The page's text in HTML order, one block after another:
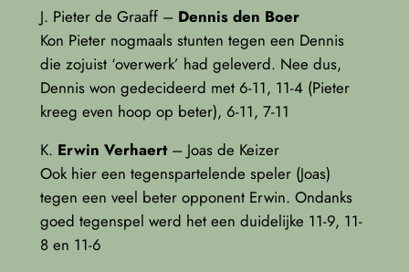
J. Pieter de Graaff – Dennis den Boer
Kon Pieter nogmaals stunten tegen een Dennis
die zojuist ‘overwerk’ had geleverd. Nee dus,
Dennis won gedecideerd met 6-11, 11-4 (Pieter
kreeg even hoop op beter), 6-11, 7-11
K. Erwin Verhaert– Joas de Keizer
Ook hier een tegenspartelende speler (Joas)
tegen een veel beter opponent Erwin. Ondanks
goed tegenspel werd het een duidelijke 11-9, 11-
8 en 11-6